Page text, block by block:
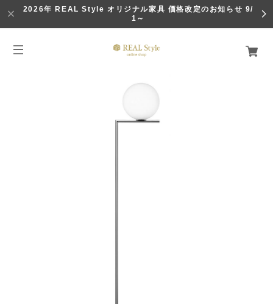
2026年 REAL Style オリジナル家具 価格改定のお知らせ 9/
1～